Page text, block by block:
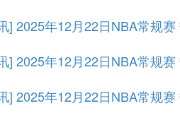
] 2025年12月22日NBA常规
] 2025年12月22日NBA常规
] 2025年12月22日NBA常规